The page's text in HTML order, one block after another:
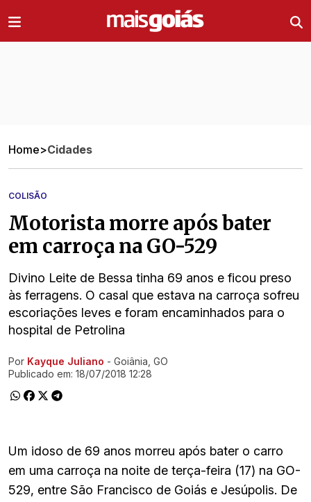
Home>Cidades
COLISÃO
Motorista morre após bater
em carroça na GO-529
Divino Leite de Bessa tinha 69 anos e ficou preso
às ferragens. O casal que estava na carroça sofreu
escoriações leves e foram encaminhados para o
hospital de Petrolina
Ir direto pra matéria
Por Kayque Juliano - Goiânia, GO
Publicado em: 18/07/2018 12:28
Um idoso de 69 anos morreu após bater o carro
em uma carroça na noite de terça-feira (17) na GO-
529, entre São Francisco de Goiás e Jesúpolis. De